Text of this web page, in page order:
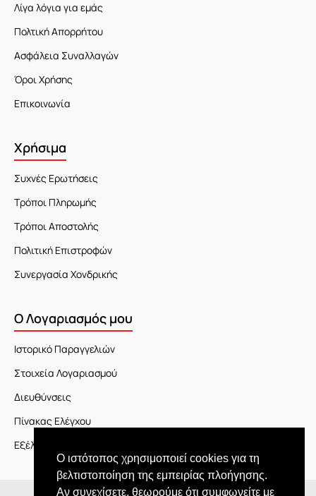
Ο ιστότοπος χρησιμοποιεί cookies για τη
βελτιστοποίηση της εμπειρίας πλοήγησης.
Αν συνεχίσετε, θεωρούμε ότι συμφωνείτε με
Λίγα λόγια για εμάς
Πολτική Απορρήτου
Ασφάλεια Συναλλαγών
Όροι Χρήσης
Επικοινωνία
Χρήσιμα
Συχνές Ερωτήσεις
Τρόποι Πληρωμής
Τρόποι Αποστολής
Πολιτική Επιστροφών
Συνεργασία Χονδρικής
Ο Λογαριασμός μου
Ιστορικό Παραγγελιών
Στοιχεία Λογαριασμού
Διευθύνσεις
Πίνακας Ελέγχου
Εξέλιξη Παραγγελίας